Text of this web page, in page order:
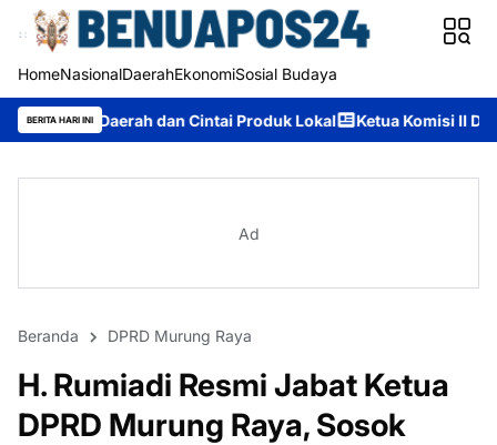
HomeNasionalDaerahEkonomiSosial Budaya
BERITA HARI INI
dan Cintai Produk Lokal Ketua Komisi II DPRD Murung Raya:
Ad
Beranda DPRD Murung Raya
H. Rumiadi Resmi Jabat Ketua
DPRD Murung Raya, Sosok